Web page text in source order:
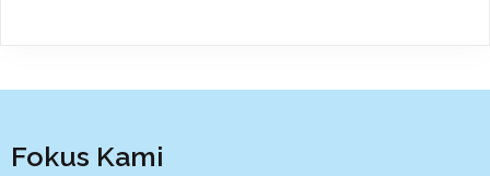
Fokus Kami